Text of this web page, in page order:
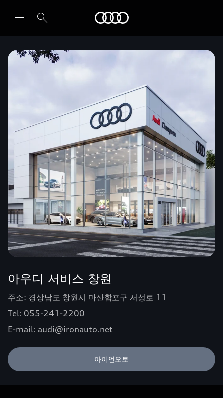
전시장/AS센터 찾기
아우디 서비스 창원
주소: 경상남도 창원시 마산합포구 서성로 11
Tel: 055-241-2200
E-mail: audi@ironauto.net
아이언오토